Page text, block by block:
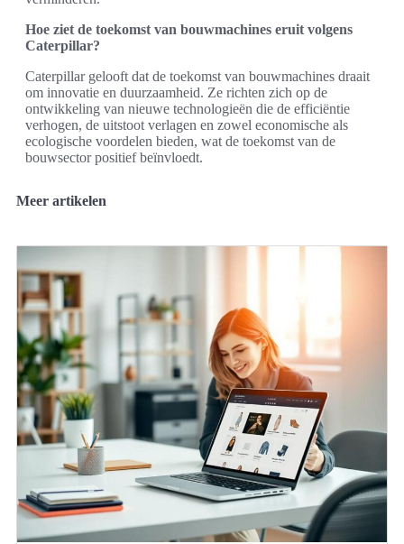
Hoe ziet de toekomst van bouwmachines eruit volgens
Caterpillar?
Caterpillar gelooft dat de toekomst van bouwmachines draait
om innovatie en duurzaamheid. Ze richten zich op de
ontwikkeling van nieuwe technologieën die de efficiëntie
verhogen, de uitstoot verlagen en zowel economische als
ecologische voordelen bieden, wat de toekomst van de
bouwsector positief beïnvloedt.
Meer artikelen